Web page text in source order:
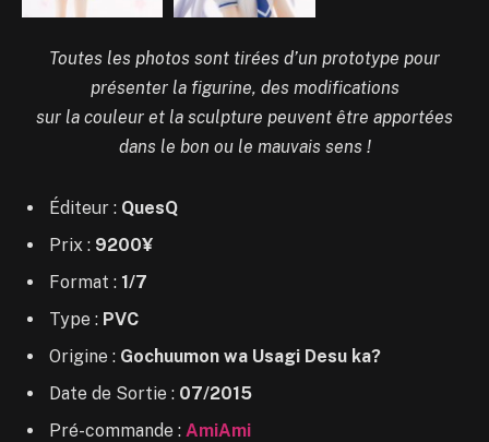
Toutes les photos sont tirées d’un prototype pour
présenter la figurine, des modifications
sur la couleur et la sculpture peuvent être apportées
dans le bon ou le mauvais sens !
Éditeur : QuesQ
Prix : 9200¥
Format : 1/7
Type : PVC
Origine : Gochuumon wa Usagi Desu ka?
Date de Sortie : 07/2015
Pré-commande : AmiAmi